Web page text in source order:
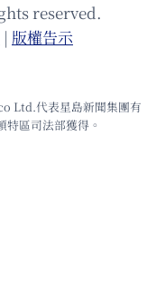
reserved.
| 版權告⽰
Ltd.代表星島新聞集團有
區司法部獲得。